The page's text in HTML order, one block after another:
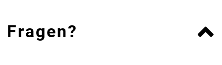
Fragen?